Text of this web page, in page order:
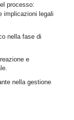
processo:
implicazioni legali
nella fase di
e
nella gestione